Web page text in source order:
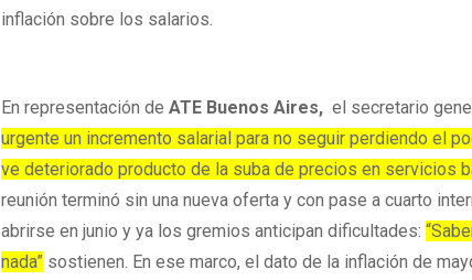
inflación sobre los salarios.
En representación deATE Buenos Aires, el secretario
urgente un incremento salarial para no seguir perdiendo el
ve deteriorado producto de la suba de precios en servicios
reunión terminó sin una nueva oferta y con pase a cuarto
abrirse en junio y ya los gremios anticipan dificultades:
nada” sostienen. En ese marco, el dato de la inflación de